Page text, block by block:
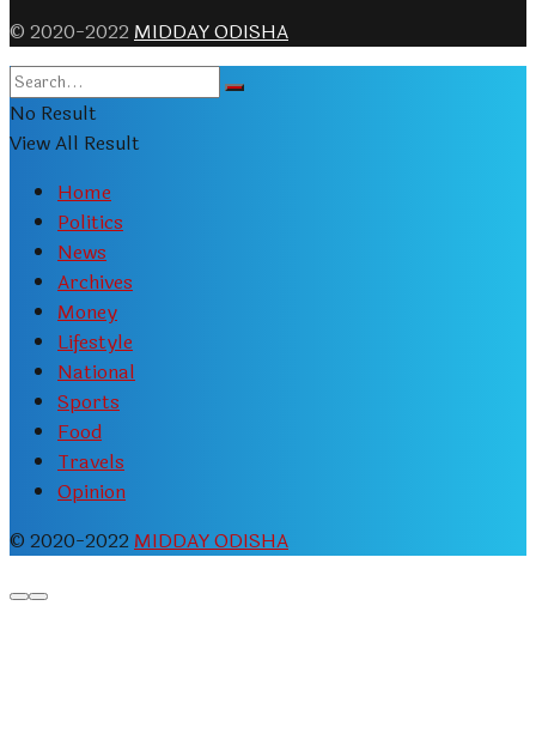
© 2020-2022 MIDDAY ODISHA
No Result
View All Result
Home
Politics
News
Archives
Money
Lifestyle
National
Sports
Food
Travels
Opinion
© 2020-2022 MIDDAY ODISHA